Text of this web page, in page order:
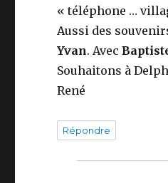
« téléphone …
Aussi des
Yvan. Avec
Souhaitons à
René
Répondre